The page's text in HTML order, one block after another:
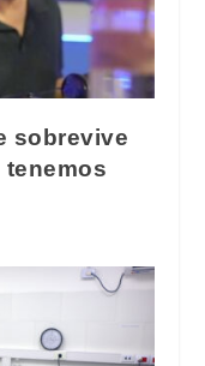
sobrevive